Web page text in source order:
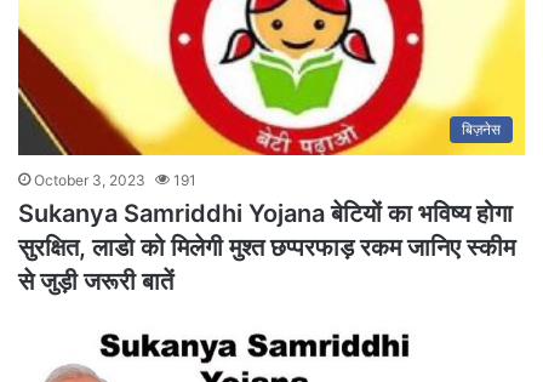
बिज़नेस
October 3, 2023 191
Sukanya Samriddhi Yojana बेटियों का भविष्य होगा
सुरक्षित, लाडो को मिलेगी मुश्त छप्परफाड़ रकम जानिए स्कीम
से जुड़ी जरूरी बातें